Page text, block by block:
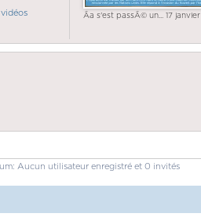
Ãa s'est passÃ© un... 17 janvier
Aucun utilisateur enregistré et 0 invités